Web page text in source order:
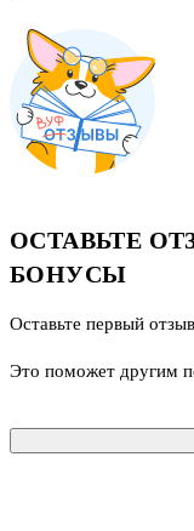
ОСТАВЬТЕ
БОНУСЫ
Оставьте первый
Это поможет другим